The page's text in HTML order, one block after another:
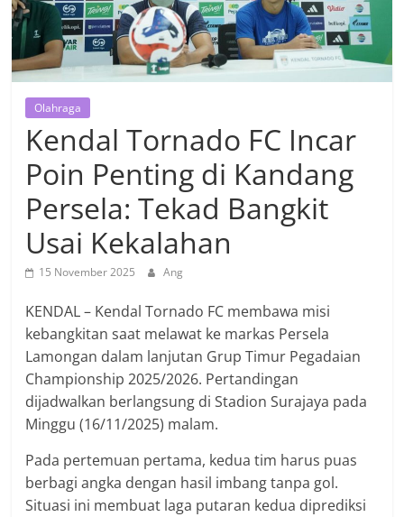
Olahraga
Kendal Tornado FC Incar
Poin Penting di Kandang
Persela: Tekad Bangkit
Usai Kekalahan
15 November 2025 Ang
KENDAL – Kendal Tornado FC membawa misi
kebangkitan saat melawat ke markas Persela
Lamongan dalam lanjutan Grup Timur Pegadaian
Championship 2025/2026. Pertandingan
dijadwalkan berlangsung di Stadion Surajaya pada
Minggu (16/11/2025) malam.
Pada pertemuan pertama, kedua tim harus puas
berbagi angka dengan hasil imbang tanpa gol.
Situasi ini membuat laga putaran kedua diprediksi